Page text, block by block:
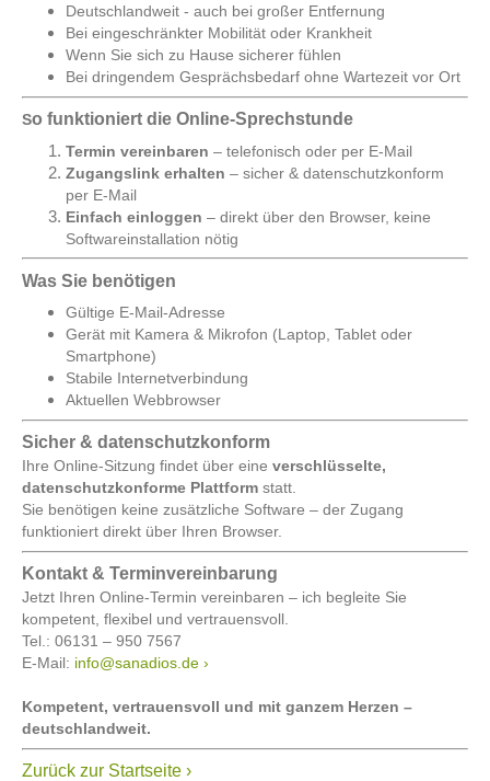
Deutschlandweit - auch bei großer Entfernung
Bei eingeschränkter Mobilität oder Krankheit
Wenn Sie sich zu Hause sicherer fühlen
Bei dringendem Gesprächsbedarf ohne Wartezeit vor Ort
So funktioniert die Online-Sprechstunde
Termin vereinbaren – telefonisch oder per E-Mail
Zugangslink erhalten – sicher & datenschutzkonform
per E-Mail
Einfach einloggen – direkt über den Browser, keine
Softwareinstallation nötig
Was Sie benötigen
Gültige E-Mail-Adresse
Gerät mit Kamera & Mikrofon (Laptop, Tablet oder
Smartphone)
Stabile Internetverbindung
Aktuellen Webbrowser
Sicher & datenschutzkonform
Ihre Online-Sitzung findet über eine verschlüsselte,
datenschutzkonforme Plattform statt.
Sie benötigen keine zusätzliche Software – der Zugang
funktioniert direkt über Ihren Browser.
Kontakt & Terminvereinbarung
Jetzt Ihren Online-Termin vereinbaren – ich begleite Sie
kompetent, flexibel und vertrauensvoll.
Tel.: 06131 – 950 7567
E-Mail: info@sanadios.de ›
Kompetent, vertrauensvoll und mit ganzem Herzen –
deutschlandweit.
Zurück zur Startseite ›